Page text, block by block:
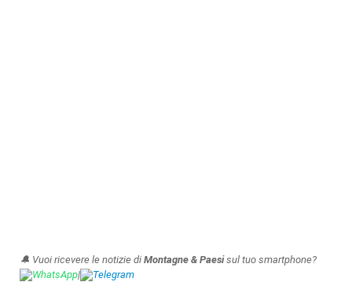
🔔 Vuoi ricevere le notizie di Montagne & Paesisul tuo smartphone?
WhatsApp| Telegram